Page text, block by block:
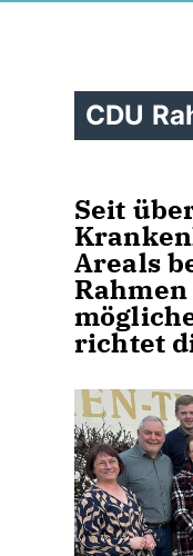
CDU
Seit
Areals
richtet